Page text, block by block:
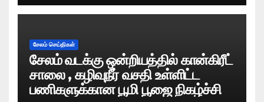
சேலம் செய்திகள்
சேலம் வடக்கு ஒன்றியத்தில் கான்கிரீட்
சாலை , கழிவுநீர் வசதி உள்ளிட்ட
பணிகளுக்கான பூமி பூஜை நிகழ்ச்சி